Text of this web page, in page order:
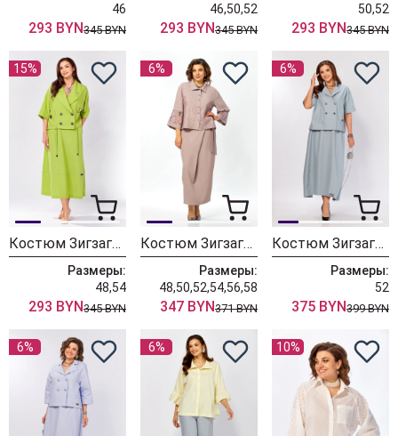
46
293 BYN345 BYN
46,50,52
293 BYN345 BYN
50,52
293 BYN345 BYN
15%
Костюм ЗигзагСтиль 608-1 салатовый
Размеры:
48,54
293 BYN345 BYN
6%
Костюм ЗигзагСтиль 641 клевер
Размеры:
48,50,52,54,56,58
347 BYN371 BYN
6%
Костюм ЗигзагСтиль 643 голубой
Размеры:
52
375 BYN399 BYN
6% 6% 10%